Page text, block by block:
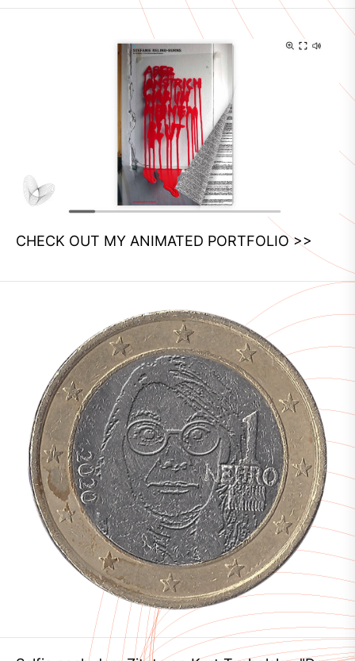
CHECK OUT MY ANIMATED PORTFOLIO >>